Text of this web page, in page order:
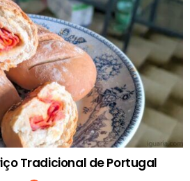
Tradicional de Portugal